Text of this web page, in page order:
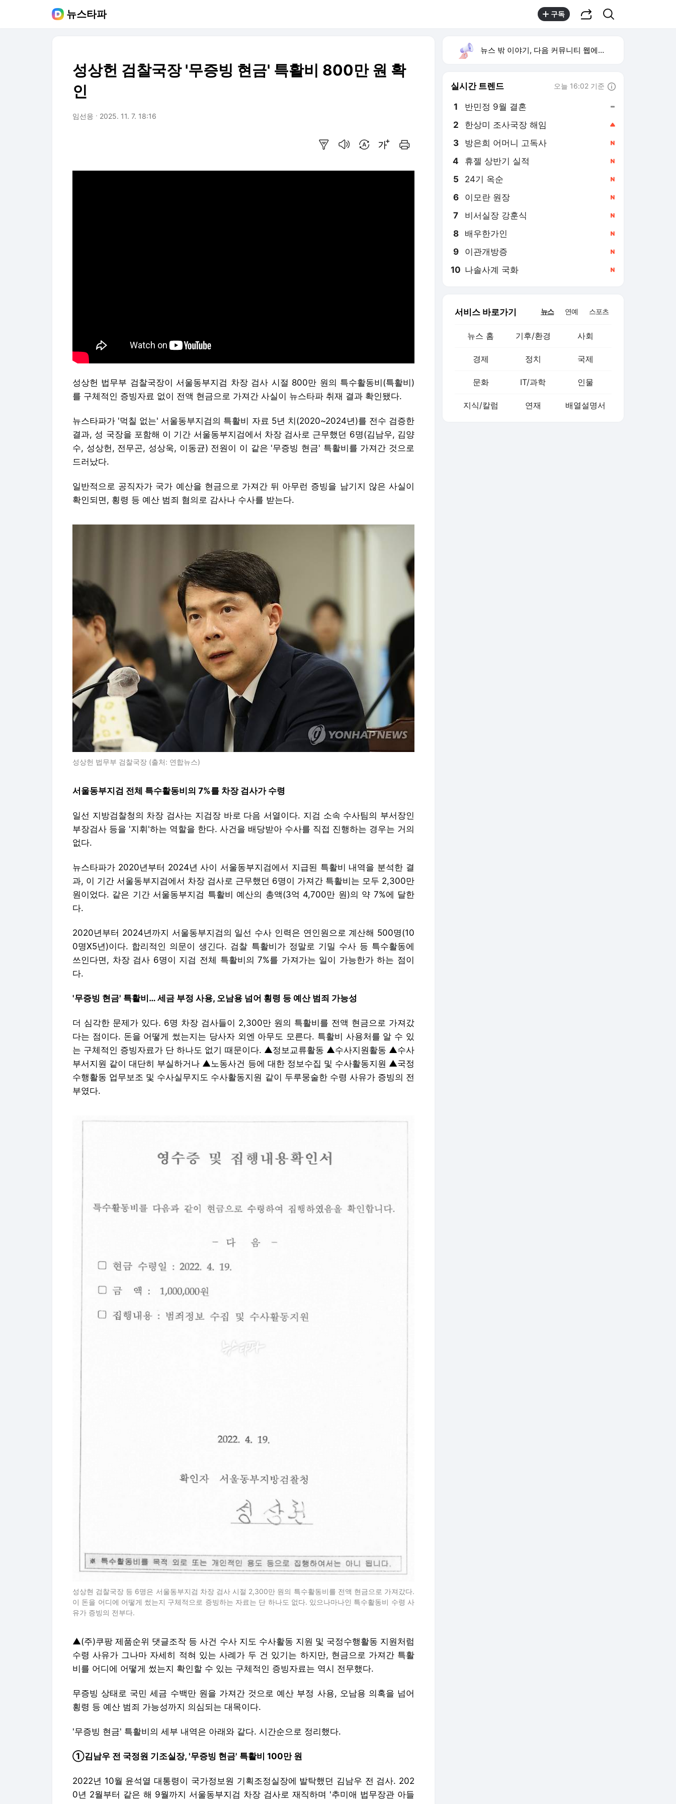
뉴스타파 구독
성상헌 검찰국장 '무증빙 현금' 특활비 800만 원 확
인
임선응 2025. 11. 7. 18:16
성상헌 법무부 검찰국장이 서울동부지검 차장 검사 시절 800만 원의 특수활동비(특활비)
를 구체적인 증빙자료 없이 전액 현금으로 가져간 사실이 뉴스타파 취재 결과 확인됐다.
뉴스타파가 '먹칠 없는' 서울동부지검의 특활비 자료 5년 치(2020~2024년)를 전수 검증한
결과, 성 국장을 포함해 이 기간 서울동부지검에서 차장 검사로 근무했던 6명(김남우, 김양
수, 성상헌, 전무곤, 성상욱, 이동균) 전원이 이 같은 '무증빙 현금' 특활비를 가져간 것으로
드러났다.
일반적으로 공직자가 국가 예산을 현금으로 가져간 뒤 아무런 증빙을 남기지 않은 사실이
확인되면, 횡령 등 예산 범죄 혐의로 감사나 수사를 받는다.
성상헌 법무부 검찰국장 (출처: 연합뉴스)
서울동부지검 전체 특수활동비의 7%를 차장 검사가 수령
일선 지방검찰청의 차장 검사는 지검장 바로 다음 서열이다. 지검 소속 수사팀의 부서장인
부장검사 등을 '지휘'하는 역할을 한다. 사건을 배당받아 수사를 직접 진행하는 경우는 거의
없다.
뉴스타파가 2020년부터 2024년 사이 서울동부지검에서 지급된 특활비 내역을 분석한 결
과, 이 기간 서울동부지검에서 차장 검사로 근무했던 6명이 가져간 특활비는 모두 2,300만
원이었다. 같은 기간 서울동부지검 특활비 예산의 총액(3억 4,700만 원)의 약 7%에 달한
다.
2020년부터 2024년까지 서울동부지검의 일선 수사 인력은 연인원으로 계산해 500명(10
0명X5년)이다. 합리적인 의문이 생긴다. 검찰 특활비가 정말로 기밀 수사 등 특수활동에
쓰인다면, 차장 검사 6명이 지검 전체 특활비의 7%를 가져가는 일이 가능한가 하는 점이
다.
'무증빙 현금' 특활비… 세금 부정 사용, 오남용 넘어 횡령 등 예산 범죄 가능성
더 심각한 문제가 있다. 6명 차장 검사들이 2,300만 원의 특활비를 전액 현금으로 가져갔
다는 점이다. 돈을 어떻게 썼는지는 당사자 외엔 아무도 모른다. 특활비 사용처를 알 수 있
는 구체적인 증빙자료가 단 하나도 없기 때문이다. ▲정보교류활동 ▲수사지원활동 ▲수사
부서지원 같이 대단히 부실하거나 ▲노동사건 등에 대한 정보수집 및 수사활동지원 ▲국정
수행활동 업무보조 및 수사실무지도 수사활동지원 같이 두루뭉술한 수령 사유가 증빙의 전
부였다.
성상현 검찰국장 등 6명은 서울동부지검 차장 검사 시절 2,300만 원의 특수활동비를 전액 현금으로 가져갔다.
이 돈을 어디에 어떻게 썼는지 구체적으로 증빙하는 자료는 단 하나도 없다. 있으나마나인 특수활동비 수령 사
유가 증빙의 전부다.
▲(주)쿠팡 제품순위 댓글조작 등 사건 수사 지도 수사활동 지원 및 국정수행활동 지원처럼
수령 사유가 그나마 자세히 적혀 있는 사례가 두 건 있기는 하지만, 현금으로 가져간 특활
비를 어디에 어떻게 썼는지 확인할 수 있는 구체적인 증빙자료는 역시 전무했다.
무증빙 상태로 국민 세금 수백만 원을 가져간 것으로 예산 부정 사용, 오남용 의혹을 넘어
횡령 등 예산 범죄 가능성까지 의심되는 대목이다.
'무증빙 현금' 특활비의 세부 내역은 아래와 같다. 시간순으로 정리했다.
①김남우 전 국정원 기조실장, '무증빙 현금' 특활비 100만 원
2022년 10월 윤석열 대통령이 국가정보원 기획조정실장에 발탁했던 김남우 전 검사. 202
0년 2월부터 같은 해 9월까지 서울동부지검 차장 검사로 재직하며 '추미애 법무장관 아들
뉴스 밖 이야기, 다음 커뮤니티 웹에서 보기
실시간 트렌드 오늘 16:02 기준
1 반민정 9월 결혼
2 한상미 조사국장 해임
3 방은희 어머니 고독사
4 휴젤 상반기 실적
5 24기 옥순
6 이모란 원장
7 비서실장 강훈식
8 배우한가인
9 이관개방증
10 나솔사계 국화
서비스 바로가기 뉴스 연예 스포츠
뉴스 홈 기후/환경 사회
경제 정치 국제
문화 IT/과학 인물
지식/칼럼 연재 배열설명서